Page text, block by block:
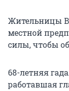
Жительницы
местной
силы, чтобы
68-летняя
работавшая